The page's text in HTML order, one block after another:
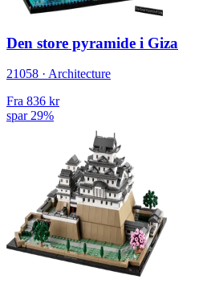
Den store pyramide i Giza
21058 · Architecture
Fra 836 kr
spar 29%